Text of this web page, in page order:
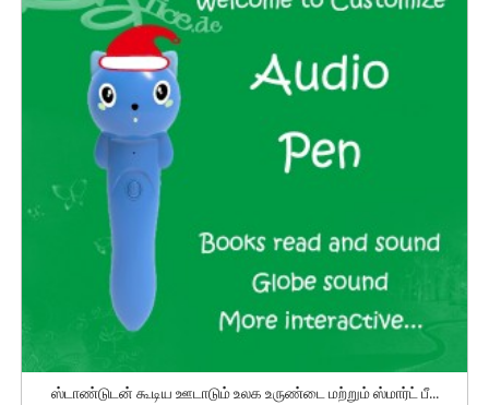
ஸ்டாண்டுடன் கூடிய ஊடாடும் உலக உருண்டை மற்றும் ஸ்மார்ட் பீ...